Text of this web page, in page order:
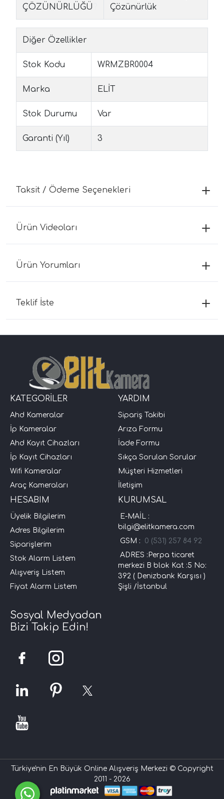
ÇÖZÜNÜRLÜĞÜ
Çözünürlük
Diğer Özellikler
Stok Kodu WRMZBR0004
Marka ELİT
Stok Durumu Var
Garanti (Yıl) 3
Taksit / Ödeme Seçenekleri
Ürün Videoları
Ürün Yorumları
Teklif İste
KATEGORİLER
Ahd Kameralar
İp Kameralar
Ahd Kayıt Cihazları
İp Kayıt Cihazları
Wifi Kameralar
Araç Kameraları
YARDIM
Sipariş Takibi
Arıza Formu
İade Formu
Sıkça Sorulan Sorular
Müşteri Hizmetleri
İletişim
HESABIM
Üyelik Bilgilerim
Adres Bilgilerim
Siparişlerim
Stok Alarm Listem
Alışveriş Listem
Fiyat Alarm Listem
KURUMSAL
E-MAİL :
bilgi@elitkamera.com
GSM : 0 (531) 257 84 92
ADRES :Perpa ticaret
merkezi B blok Kat :5 No:
392 ( Denizbank Karşısı )
Şişli /İstanbul
Sosyal Medyadan
Bizi Takip Edin!
Türkiye'nin En Büyük Online Alışveriş Merkezi © Copyright
2011 - 2026